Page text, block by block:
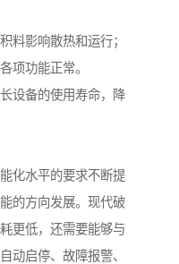
料影响散热和运行；
项功能正常。
设备的使用寿命，降
化水平的要求不断提
的方向发展。现代破
更低，还需要能够与
动启停、故障报警、